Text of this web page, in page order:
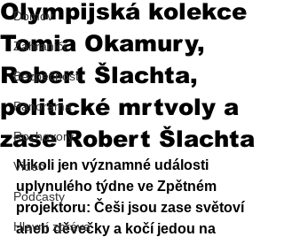
Domov
Zahraničí
Bezpečnost
Panorama
Rozhovory
Video
Podcasty
Hlavní zpráva
Olympijská kolekce
Tomia Okamury,
Robert Šlachta,
politické mrtvoly a
zase Robert Šlachta
Nikoli jen významné události
uplynulého týdne ve Zpětném
projektoru: Češi jsou zase světoví
aneb děvečky a kočí jedou na